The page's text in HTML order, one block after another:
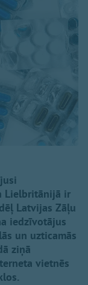
Lielbritānijā ir
Latvijas Zāļu
iedzīvotājus
un uzticamās
ziņā
vietnēs